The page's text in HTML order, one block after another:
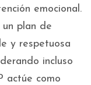
emocional.
plan de
y respetuosa
incluso
actúe como